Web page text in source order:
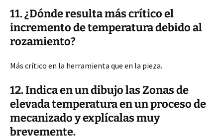
11. ¿Dónde resulta más crítico el
incremento de temperatura debido al
rozamiento?
Más crítico en la herramienta que en la pieza.
12. Indica en un dibujo las Zonas de
elevada temperatura en un proceso de
mecanizado y explícalas muy
brevemente.